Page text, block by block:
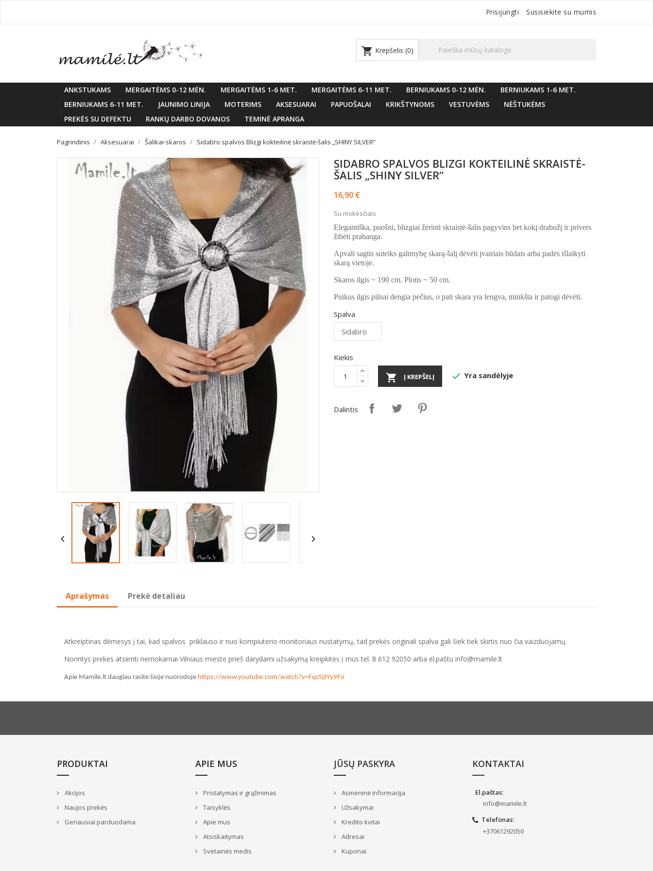
Prisijungti Susisiekite su mumis
shopping_cart Krepšelis (0)
ANKSTUKAMS MERGAITĖMS 0-12 MĖN. MERGAITĖMS 1-6 MET. MERGAITĖMS 6-11 MET. BERNIUKAMS 0-12 MĖN.
BERNIUKAMS 1-6 MET.
BERNIUKAMS 6-11 MET.
JAUNIMO LINIJA MOTERIMS AKSESUARAI PAPUOŠALAI KRIKŠTYNOMS VESTUVĖMS
NĖŠTUKĖMS
PREKĖS SU DEFEKTU
RANKŲ DARBO DOVANOS TEMINĖ APRANGA
Pagrindinis Aksesuarai Šalikai-skaros Sidabro spalvos Blizgi kokteilinė skraistė-šalis „SHINY SILVER“
 
SIDABRO SPALVOS BLIZGI KOKTEILINĖ SKRAISTĖ-
ŠALIS „SHINY SILVER“
16,90 €
Su mokesčiais
Elegantiška, puošni, blizgiai žėrinti skraistė-šalis pagyvins bet kokį drabužį ir privers
žibėti prabanga.
Apvali sagtis suteiks galimybę skarą-šalį dėvėti įvairiais būdais arba padės išlaikyti
skarą vietoje.
Skaros ilgis ~ 190 cm. Plotis ~ 50 cm.
Puikus ilgis pilnai dengia pečius, o pati skara yra lengva, minkšta ir patogi dėvėti.
Spalva
Kiekis
 Į KREPŠELĮ  Yra sandėlyje
Dalintis
Aprašymas Prekė detaliau
Atkreiptinas dėmesys į tai, kad spalvos priklauso ir nuo kompiuterio monitoriaus nustatymų, tad prekės originali spalva gali šiek tiek skirtis nuo čia vaizduojamų.
Norintys prekes atsiimti nemokamai Vilniaus mieste prieš darydami užsakymą kreipkitės į mus tel. 8 612 92050 arba el.paštu info@mamile.lt
Apie Mamile.lt daugiau rasite šioje nuorodoje https://www.youtube.com/watch?v=FqcSjtYy9Fo
PRODUKTAI
Akcijos
Naujos prekės
Geriausiai parduodama
APIE MUS
Pristatymas ir grąžinimas
Taisyklės
Apie mus
Atsiskaitymas
Svetainės medis
JŪSŲ PASKYRA
Asmeninė informacija
Užsakymai
Kredito kvitai
Adresai
Kuponai
KONTAKTAI
El.paštas:
info@mamile.lt
Telefonas:
+37061292050